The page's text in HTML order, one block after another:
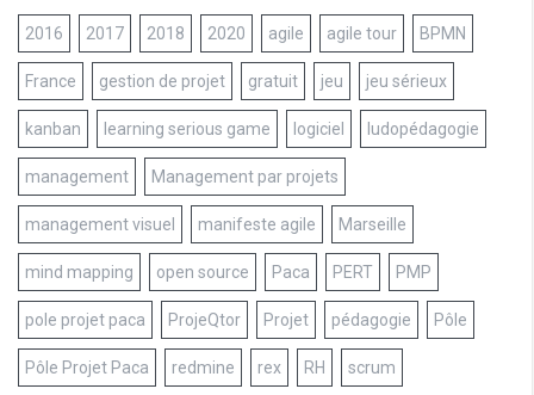
2016 2017 2018 2020 agile agile tour BPMN
France gestion de projet gratuit jeu jeu sérieux
kanban learning serious game logiciel ludopédagogie
management Management par projets
management visuel manifeste agile Marseille
mind mapping open source Paca PERT PMP
pole projet paca ProjeQtor Projet pédagogie Pôle
Pôle Projet Paca redmine rex RH scrum